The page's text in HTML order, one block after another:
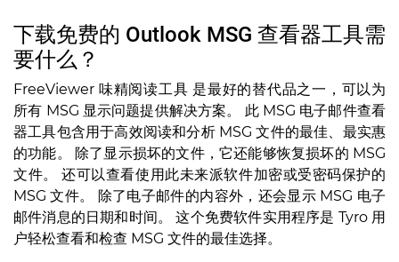
下载免费的 Outlook MSG 查看器工具需
要什么？
FreeViewer 味精阅读工具 是最好的替代品之一，可以为
所有 MSG 显示问题提供解决方案。 此 MSG 电子邮件查看
器工具包含用于高效阅读和分析 MSG 文件的最佳、最实惠
的功能。 除了显示损坏的文件，它还能够恢复损坏的 MSG
文件。 还可以查看使用此未来派软件加密或受密码保护的
MSG 文件。 除了电子邮件的内容外，还会显示 MSG 电子
邮件消息的日期和时间。 这个免费软件实用程序是 Tyro 用
户轻松查看和检查 MSG 文件的最佳选择。